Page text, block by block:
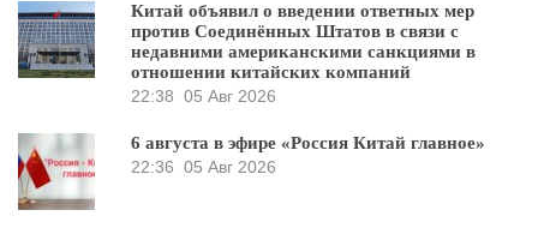
Китай объявил о введении ответных мер
против Соединённых Штатов в связи с
недавними американскими санкциями в
отношении китайских компаний
22:38 05 Авг 2026
6 августа в эфире «Россия Китай главное»
22:36 05 Авг 2026